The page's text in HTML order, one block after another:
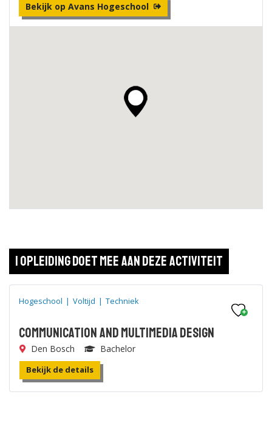
Bekijk op Avans Hogeschool
1 opleiding doet mee aan deze activiteit
Hogeschool | Voltijd | Techniek
Communication and Multimedia Design
Den Bosch Bachelor
Bekijk de details